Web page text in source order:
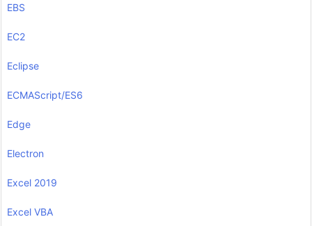
EBS
EC2
Eclipse
ECMAScript/ES6
Edge
Electron
Excel 2019
Excel VBA